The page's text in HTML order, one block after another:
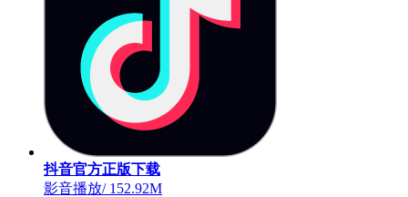
抖音官方正版下载
影音播放/152.92M